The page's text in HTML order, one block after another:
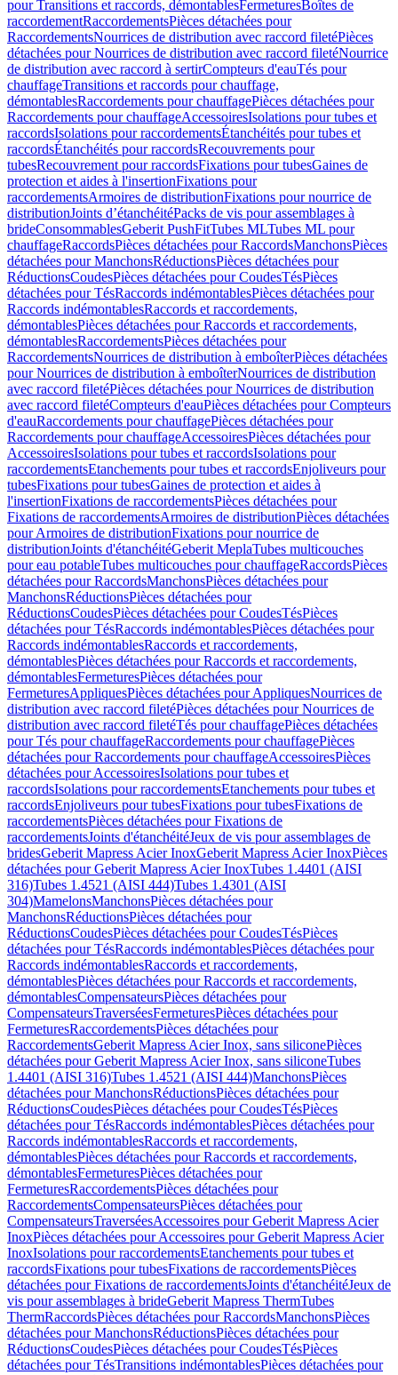
pour Transitions et raccords, démontablesFermeturesBoîtes de
raccordementRaccordementsPièces détachées pour
RaccordementsNourrices de distribution avec raccord filetéPièces
détachées pour Nourrices de distribution avec raccord filetéNourrice
de distribution avec raccord à sertirCompteurs d'eauTés pour
chauffageTransitions et raccords pour chauffage,
démontablesRaccordements pour chauffagePièces détachées pour
Raccordements pour chauffageAccessoiresIsolations pour tubes et
raccordsIsolations pour raccordementsÉtanchéités pour tubes et
raccordsÉtanchéités pour raccordsRecouvrements pour
tubesRecouvrement pour raccordsFixations pour tubesGaines de
protection et aides à l'insertionFixations pour
raccordementsArmoires de distributionFixations pour nourrice de
distributionJoints d’étanchéitéPacks de vis pour assemblages à
brideConsommablesGeberit PushFitTubes MLTubes ML pour
chauffageRaccordsPièces détachées pour RaccordsManchonsPièces
détachées pour ManchonsRéductionsPièces détachées pour
RéductionsCoudesPièces détachées pour CoudesTésPièces
détachées pour TésRaccords indémontablesPièces détachées pour
Raccords indémontablesRaccords et raccordements,
démontablesPièces détachées pour Raccords et raccordements,
démontablesRaccordementsPièces détachées pour
RaccordementsNourrices de distribution à emboîterPièces détachées
pour Nourrices de distribution à emboîterNourrices de distribution
avec raccord filetéPièces détachées pour Nourrices de distribution
avec raccord filetéCompteurs d'eauPièces détachées pour Compteurs
d'eauRaccordements pour chauffagePièces détachées pour
Raccordements pour chauffageAccessoiresPièces détachées pour
AccessoiresIsolations pour tubes et raccordsIsolations pour
raccordementsEtanchements pour tubes et raccordsEnjoliveurs pour
tubesFixations pour tubesGaines de protection et aides à
l'insertionFixations de raccordementsPièces détachées pour
Fixations de raccordementsArmoires de distributionPièces détachées
pour Armoires de distributionFixations pour nourrice de
distributionJoints d'étanchéitéGeberit MeplaTubes multicouches
pour eau potableTubes multicouches pour chauffageRaccordsPièces
détachées pour RaccordsManchonsPièces détachées pour
ManchonsRéductionsPièces détachées pour
RéductionsCoudesPièces détachées pour CoudesTésPièces
détachées pour TésRaccords indémontablesPièces détachées pour
Raccords indémontablesRaccords et raccordements,
démontablesPièces détachées pour Raccords et raccordements,
démontablesFermeturesPièces détachées pour
FermeturesAppliquesPièces détachées pour AppliquesNourrices de
distribution avec raccord filetéPièces détachées pour Nourrices de
distribution avec raccord filetéTés pour chauffagePièces détachées
pour Tés pour chauffageRaccordements pour chauffagePièces
détachées pour Raccordements pour chauffageAccessoiresPièces
détachées pour AccessoiresIsolations pour tubes et
raccordsIsolations pour raccordementsEtanchements pour tubes et
raccordsEnjoliveurs pour tubesFixations pour tubesFixations de
raccordementsPièces détachées pour Fixations de
raccordementsJoints d'étanchéitéJeux de vis pour assemblages de
bridesGeberit Mapress Acier InoxGeberit Mapress Acier InoxPièces
détachées pour Geberit Mapress Acier InoxTubes 1.4401 (AISI
316)Tubes 1.4521 (AISI 444)Tubes 1.4301 (AISI
304)MamelonsManchonsPièces détachées pour
ManchonsRéductionsPièces détachées pour
RéductionsCoudesPièces détachées pour CoudesTésPièces
détachées pour TésRaccords indémontablesPièces détachées pour
Raccords indémontablesRaccords et raccordements,
démontablesPièces détachées pour Raccords et raccordements,
démontablesCompensateursPièces détachées pour
CompensateursTraverséesFermeturesPièces détachées pour
FermeturesRaccordementsPièces détachées pour
RaccordementsGeberit Mapress Acier Inox, sans siliconePièces
détachées pour Geberit Mapress Acier Inox, sans siliconeTubes
1.4401 (AISI 316)Tubes 1.4521 (AISI 444)ManchonsPièces
détachées pour ManchonsRéductionsPièces détachées pour
RéductionsCoudesPièces détachées pour CoudesTésPièces
détachées pour TésRaccords indémontablesPièces détachées pour
Raccords indémontablesRaccords et raccordements,
démontablesPièces détachées pour Raccords et raccordements,
démontablesFermeturesPièces détachées pour
FermeturesRaccordementsPièces détachées pour
RaccordementsCompensateursPièces détachées pour
CompensateursTraverséesAccessoires pour Geberit Mapress Acier
InoxPièces détachées pour Accessoires pour Geberit Mapress Acier
InoxIsolations pour raccordementsEtanchements pour tubes et
raccordsFixations pour tubesFixations de raccordementsPièces
détachées pour Fixations de raccordementsJoints d'étanchéitéJeux de
vis pour assemblages à brideGeberit Mapress ThermTubes
ThermRaccordsPièces détachées pour RaccordsManchonsPièces
détachées pour ManchonsRéductionsPièces détachées pour
RéductionsCoudesPièces détachées pour CoudesTésPièces
détachées pour TésTransitions indémontablesPièces détachées pour